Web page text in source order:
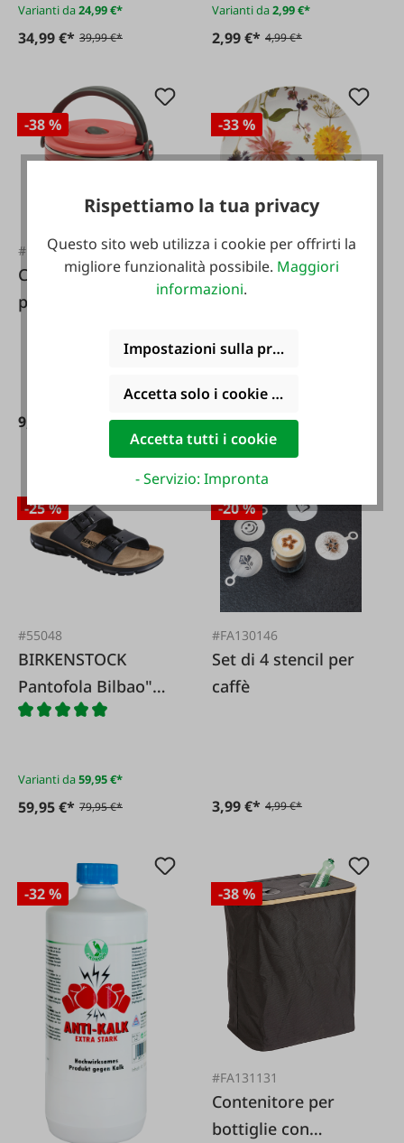
Varianti da24,99 €*
34,99 €* 39,99 €*
Varianti da2,99 €*
2,99 €* 4,99 €*
-38 %
#FA131118
Contenitore termico
per alimenti 1,2 L
9,99 €* 15,99 €*
-33 %
#FA129587
Piatto piano
"Audrey" 19cm
3,99 €* 5,99 €*
-25 %
#55048
BIRKENSTOCK
Pantofola Bilbao"
nera per piedi
Varianti da59,95 €*
59,95 €* 79,95 €*
-20 %
#FA130146
Set di 4 stencil per
caffè
3,99 €* 4,99 €*
-32 % -38 %
#FA131131
Contenitore per
bottiglie con
Rispettiamo la tua privacy
Questo sito web utilizza i cookie per offrirti la
migliore funzionalità possibile. Maggiori
informazioni.
Impostazioni sulla privacy
Accetta solo i cookie funzionali
Accetta tutti i cookie
- Servizio: Impronta